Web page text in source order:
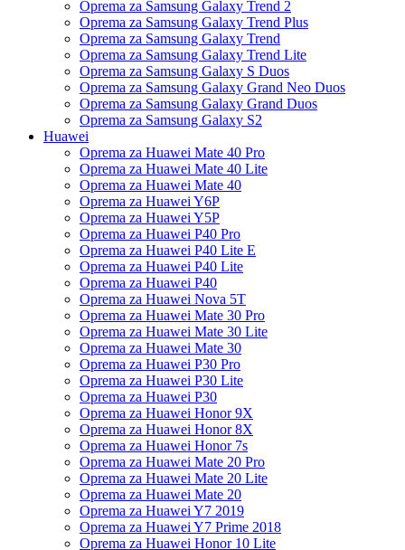
Oprema za Samsung Galaxy Trend 2
Oprema za Samsung Galaxy Trend Plus
Oprema za Samsung Galaxy Trend
Oprema za Samsung Galaxy Trend Lite
Oprema za Samsung Galaxy S Duos
Oprema za Samsung Galaxy Grand Neo Duos
Oprema za Samsung Galaxy Grand Duos
Oprema za Samsung Galaxy S2
Huawei
Oprema za Huawei Mate 40 Pro
Oprema za Huawei Mate 40 Lite
Oprema za Huawei Mate 40
Oprema za Huawei Y6P
Oprema za Huawei Y5P
Oprema za Huawei P40 Pro
Oprema za Huawei P40 Lite E
Oprema za Huawei P40 Lite
Oprema za Huawei P40
Oprema za Huawei Nova 5T
Oprema za Huawei Mate 30 Pro
Oprema za Huawei Mate 30 Lite
Oprema za Huawei Mate 30
Oprema za Huawei P30 Pro
Oprema za Huawei P30 Lite
Oprema za Huawei P30
Oprema za Huawei Honor 9X
Oprema za Huawei Honor 8X
Oprema za Huawei Honor 7s
Oprema za Huawei Mate 20 Pro
Oprema za Huawei Mate 20 Lite
Oprema za Huawei Mate 20
Oprema za Huawei Y7 2019
Oprema za Huawei Y7 Prime 2018
Oprema za Huawei Honor 10 Lite